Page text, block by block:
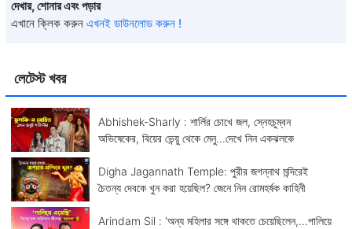
লেটেস্ট খবর
Abhishek-Sharly : শার্লির চোখে জল, স্নেহচুম্বন
অভিষেকের, বিয়ের ভেন্য়ু থেকে মেনু...দেখে নিন একঝলকে
Digha Jagannath Temple: পুরীর জগন্নাথ মন্দিরেই
চৈতন্য দেবকে খুন করা হয়েছিল? জেনে নিন রোমহর্ষক কাহিনী
Arindam Sil : 'অন্য মহিলার সঙ্গে থাকতে চেয়েছিলেন,...পালিয়ে
দেখার, শোনার এবং পড়ার
এখানে ক্লিক করুন এখনই ডাউনলোড করুন !